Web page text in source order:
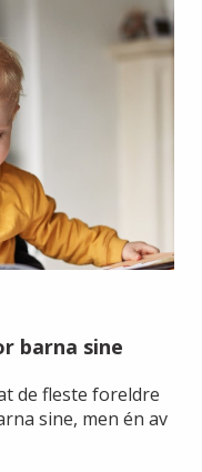
barna sine
de fleste foreldre
sine, men én av